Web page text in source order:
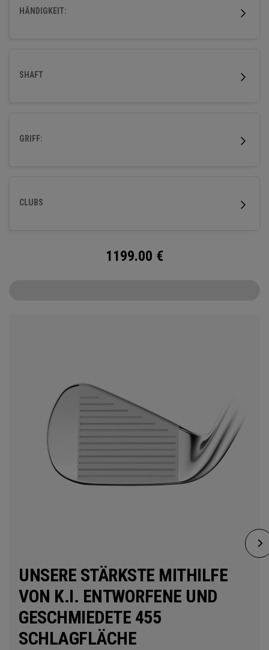
HÄNDIGKEIT:
SHAFT
GRIFF:
CLUBS
1199.00 €
UNSERE STÄRKSTE MITHILFE
VON K.I. ENTWORFENE UND
GESCHMIEDETE 455
SCHLAGFLÄCHE